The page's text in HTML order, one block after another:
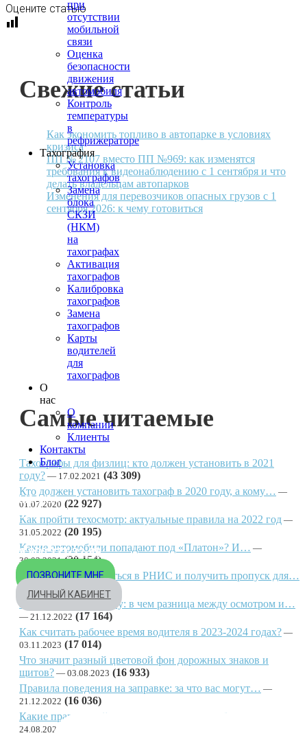
при
отсутствии
мобильной
связи
Оценка
безопасности
движения
автомобиля
Контроль
температуры
в
рефрижераторе
Тахография
Установка
тахографов
Замена
блока
СКЗИ
(НКМ)
на
тахографах
Активация
тахографов
Калибровка
тахографов
Замена
тахографов
Карты
водителей
для
тахографов
О
нас
О
компании
Клиенты
Контакты
Блог
МОСКВА
+7 495 540-40-84
БЕСПЛАТНО ПО РОССИИ
8 800 333-32-89
ПОЗВОНИТЕ МНЕ
ЛИЧНЫЙ КАБИНЕТ
Оцените статью
Свежие статьи
Как экономить топливо в автопарке в условиях
кризиса
ПП № 2107 вместо ПП №969: как изменятся
требования к видеонаблюдению с 1 сентября и что
делать владельцам автопарков
Изменения для перевозчиков опасных грузов с 1
сентября 2026: к чему готовиться
Самые читаемые
Тахографы для физлиц: кто должен установить в 2021
году?
17.02.2021 (43 309)
Кто должен установить тахограф в 2020 году, а кому…
01.07.2020 (22 927)
Как пройти техосмотр: актуальные правила на 2022 год
31.05.2022 (20 195)
Какие автомобили попадают под «Платон»? И…
30.03.2021 (20 154)
Как зарегистрироваться в РНИС и получить пропуск для…
07.03.2021 (19 056)
Нужно знать каждому: в чем разница между осмотром и…
21.12.2022 (17 164)
Как считать рабочее время водителя в 2023-2024 годах?
03.11.2023 (17 014)
Что значит разный цветовой фон дорожных знаков и
щитов?
03.08.2023 (16 933)
Правила поведения на заправке: за что вас могут…
21.12.2022 (16 036)
Какие правила действуют в системе весогабаритного…
24.08.2025